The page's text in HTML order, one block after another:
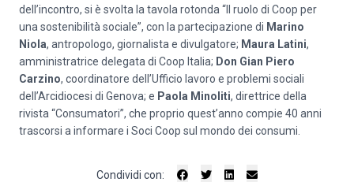
dell’incontro, si è svolta la tavola rotonda “Il ruolo di Coop per
una sostenibilità sociale”, con la partecipazione di Marino
Niola, antropologo, giornalista e divulgatore; Maura Latini,
amministratrice delegata di Coop Italia; Don Gian Piero
Carzino, coordinatore dell’Ufficio lavoro e problemi sociali
dell’Arcidiocesi di Genova; e Paola Minoliti, direttrice della
rivista “Consumatori”, che proprio quest’anno compie 40 anni
trascorsi a informare i Soci Coop sul mondo dei consumi.
Condividi con: